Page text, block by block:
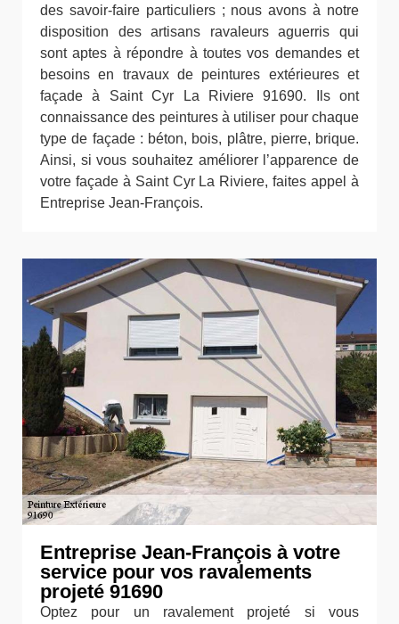
des savoir-faire particuliers ; nous avons à notre
disposition des artisans ravaleurs aguerris qui
sont aptes à répondre à toutes vos demandes et
besoins en travaux de peintures extérieures et
façade à Saint Cyr La Riviere 91690. Ils ont
connaissance des peintures à utiliser pour chaque
type de façade : béton, bois, plâtre, pierre, brique.
Ainsi, si vous souhaitez améliorer l’apparence de
votre façade à Saint Cyr La Riviere, faites appel à
Entreprise Jean-François.
Entreprise Jean-François à votre
service pour vos ravalements
projeté 91690
Optez pour un ravalement projeté si vous